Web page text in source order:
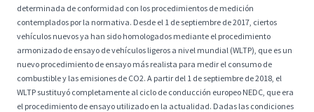
determinada de conformidad con los procedimientos de medición
contemplados por la normativa. Desde el 1 de septiembre de 2017, ciertos
vehículos nuevos ya han sido homologados mediante el procedimiento
armonizado de ensayo de vehículos ligeros a nivel mundial (WLTP), que es un
nuevo procedimiento de ensayo más realista para medir el consumo de
combustible y las emisiones de CO2. A partir del 1 de septiembre de 2018, el
WLTP sustituyó completamente al ciclo de conducción europeo NEDC, que era
el procedimiento de ensayo utilizado en la actualidad. Dadas las condiciones